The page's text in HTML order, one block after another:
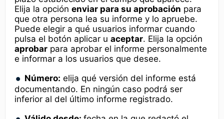
Elija la opción enviar para su aprobación para
que otra persona lea su informe y lo apruebe.
Puede elegir a qué usuarios informar cuando
pulsa el botón aplicar u aceptar. Elija la opción
aprobar para aprobar el informe personalmente
e informar a los usuarios que desee.
Número: elija qué versión del informe está
documentando. En ningún caso podrá ser
inferior al del último informe registrado.